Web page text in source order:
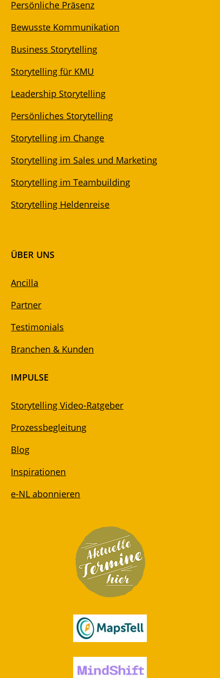
Persönliche Präsenz
Bewusste Kommunikation
Business Storytelling
Storytelling für KMU
Leadership Storytelling
Persönliches Storytelling
Storytelling im Change
Storytelling im Sales und Marketing
Storytelling im Teambuilding
Storytelling Heldenreise
ÜBER UNS
Ancilla
Partner
Testimonials
Branchen & Kunden
IMPULSE
Storytelling Video-Ratgeber
Prozessbegleitung
Blog
Inspirationen
e-NL abonnieren